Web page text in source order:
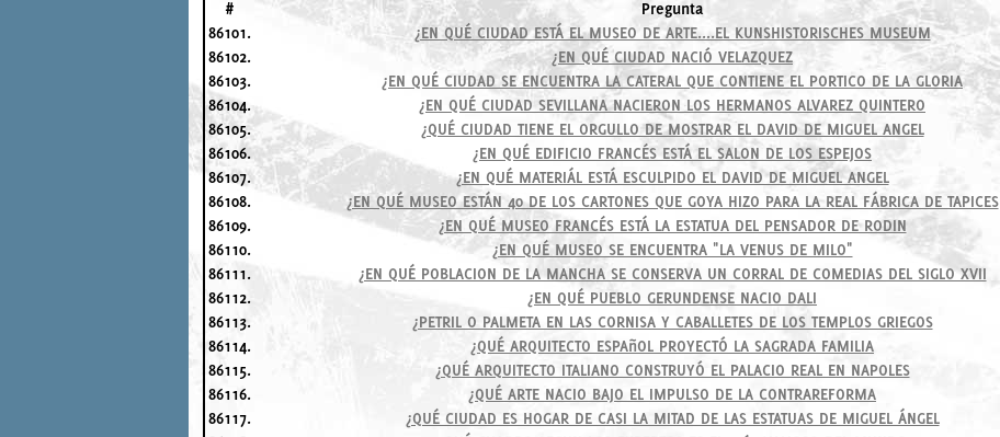
# Pregunta
86101.
¿EN QUÉ CIUDAD ESTÁ EL MUSEO DE ARTE....EL KUNSHISTORISCHES MUSEUM
86102.
¿EN QUÉ CIUDAD NACIÓ VELAZQUEZ
86103.
¿EN QUÉ CIUDAD SE ENCUENTRA LA CATERAL QUE CONTIENE EL PORTICO DE LA GLORIA
86104.
¿EN QUÉ CIUDAD SEVILLANA NACIERON LOS HERMANOS ALVAREZ QUINTERO
86105.
¿QUÉ CIUDAD TIENE EL ORGULLO DE MOSTRAR EL DAVID DE MIGUEL ANGEL
86106.
¿EN QUÉ EDIFICIO FRANCÉS ESTÁ EL SALON DE LOS ESPEJOS
86107.
¿EN QUÉ MATERIÁL ESTÁ ESCULPIDO EL DAVID DE MIGUEL ANGEL
86108.
¿EN QUÉ MUSEO ESTÁN 40 DE LOS CARTONES QUE GOYA HIZO PARA LA REAL FÁBRICA DE TAPICES
86109.
¿EN QUÉ MUSEO FRANCÉS ESTÁ LA ESTATUA DEL PENSADOR DE RODIN
86110.
¿EN QUÉ MUSEO SE ENCUENTRA "LA VENUS DE MILO"
86111.
¿EN QUÉ POBLACION DE LA MANCHA SE CONSERVA UN CORRAL DE COMEDIAS DEL SIGLO XVII
86112.
¿EN QUÉ PUEBLO GERUNDENSE NACIO DALI
86113.
¿PETRIL O PALMETA EN LAS CORNISA Y CABALLETES DE LOS TEMPLOS GRIEGOS
86114.
¿QUÉ ARQUITECTO ESPAñOL PROYECTÓ LA SAGRADA FAMILIA
86115.
¿QUÉ ARQUITECTO ITALIANO CONSTRUYÓ EL PALACIO REAL EN NAPOLES
86116.
¿QUÉ ARTE NACIO BAJO EL IMPULSO DE LA CONTRAREFORMA
86117.
¿QUÉ CIUDAD ES HOGAR DE CASI LA MITAD DE LAS ESTATUAS DE MIGUEL ÁNGEL